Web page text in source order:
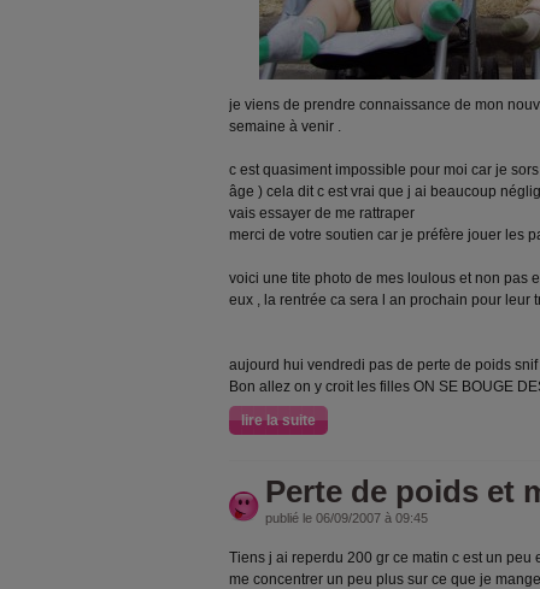
je viens de prendre connaissance de mon
semaine à venir .
c est quasiment impossible pour moi car je
âge ) cela dit c est vrai que j ai beaucoup
vais essayer de me rattraper
merci de votre soutien car je préfère jouer les
voici une tite photo de mes loulous et non pas
eux , la rentrée ca sera l an prochain pour leur
aujourd hui vendredi pas de perte de poids snif
Bon allez on y croit les filles ON SE BOUGE
lire la suite
Perte de poids et
publié le 06/09/2007 à 09:45
Tiens j ai reperdu 200 gr ce matin c est un
me concentrer un peu plus sur ce que je